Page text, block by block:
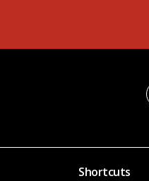
Shortcuts